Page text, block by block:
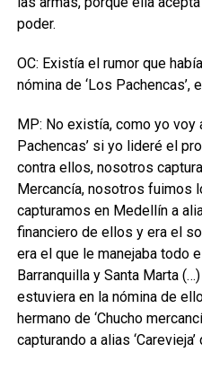
poder.
OC: Existía el rumor que
nómina de ‘Los
MP: No existía, como yo voy
Pachencas’ si yo lideré el
contra ellos, nosotros
Mercancía, nosotros fuimos
capturamos en Medellín a
financiero de ellos y era el
era el que le manejaba todo
Barranquilla y Santa Marta
estuviera en la nómina de
hermano de ‘Chucho
capturando a alias